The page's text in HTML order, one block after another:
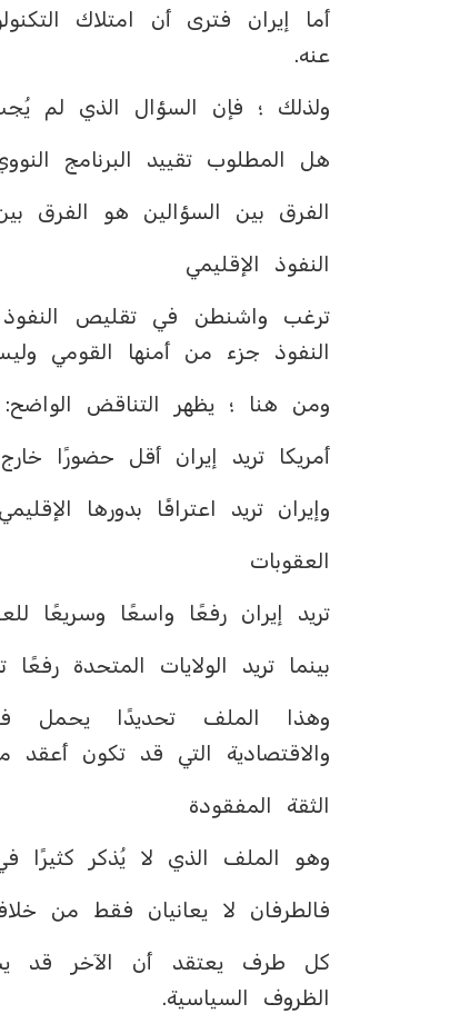
أما إيران فترى أن امتلاك
عنه.
ولذلك ؛ فإن السؤال الذي لم
هل المطلوب تقييد البرنامج
الفرق بين السؤالين هو الفرق بين
النفوذ الإقليمي
ترغب واشنطن في تقليص النفوذ
النفوذ جزء من أمنها القومي
ومن هنا ؛ يظهر التناقض الواضح:
أمريكا تريد إيران أقل حضورًا
وإيران تريد اعترافًا بدورها
العقوبات
تريد إيران رفعًا واسعًا وسريعًا
بينما تريد الولايات المتحدة رفعًا
وهذا الملف تحديدًا يحمل في
والاقتصادية التي قد تكون
الثقة المفقودة
وهو الملف الذي لا يُذكر كثيرًا في
فالطرفان لا يعانيان فقط من
كل طرف يعتقد أن الآخر قد
الظروف السياسية.